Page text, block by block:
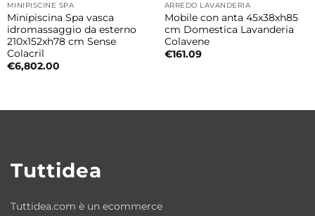
Perché scegliere questo box doccia
Perfetto per chi cerca funzionalità, stile e
sicurezza, questo box doccia angolare si
adatta facilmente a bagni piccoli o medi,
contemporanei. Offre comodità nell’uso
Il box doccia è adatto a bagni piccoli?
doppia porta battente, ottimizza lo spazio
MINIPISCINE SPA
Minipiscina Spa vasca
idromassaggio da esterno
210x152xh78 cm Sense
Colacril
€6,802.00
ARREDO LAVANDERIA
Mobile con anta 45x38xh85
cm Domestica Lavanderia
Colavene
€161.09
Tuttidea
Tuttidea.com è un ecommerce